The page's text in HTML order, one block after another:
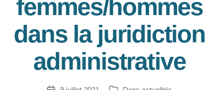
femmes/hommes
dans la juridiction
administrative